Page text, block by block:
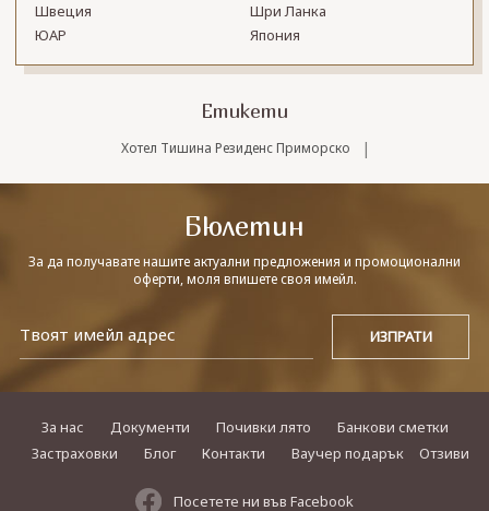
Швеция
Шри Ланка
ЮАР
Япония
Етикети
Хотел Тишина Резиденс Приморско |
Бюлетин
За да получавате нашите актуални предложения и промоционални
оферти, моля впишете своя имейл.
За нас Документи Почивки лято
Банкови сметки
Застраховки
Блог Контакти Ваучер подарък Отзиви
Посетете ни във Facebook